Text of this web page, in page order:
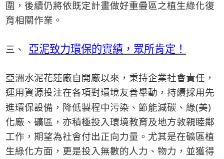
圍，後續仍將依既定計畫做好重疊區之植生綠化復
育相關作業。
三、 亞泥致力環保的實績，眾所肯定！
亞洲水泥花蓮廠自開廠以來，秉持企業社會責任，
運用資源投注在各項對環境友善舉動，持續採用先
進環保設備，降低製程中污染、節能減碳、綠(美)
化廠、礦區，亦積極投入環境教育及地方敦親睦鄰
工作，期望為社會付出正向力量。尤其是在礦區植
生綠化方面，更是投入無數的人力、物力，並獲得